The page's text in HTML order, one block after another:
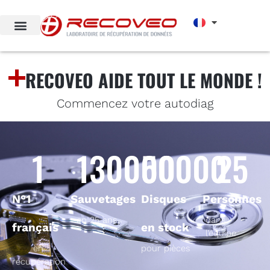
RECOVEO AIDE TOUT LE MONDE !
Commencez votre autodiag
N°1
français
1
en
récupération
Sauvetages
130000
en 25 ans
Disques
en stock
50000
pour pièces
Personnes
25
dans
l’équipe